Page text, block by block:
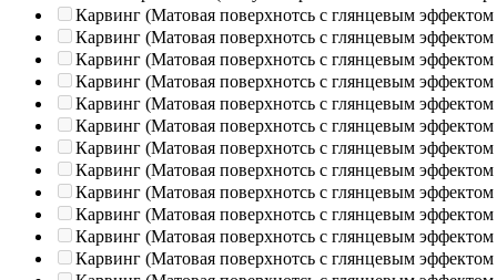
Карвинг (Матовая поверхнотсь с глянцевым эффектом
Карвинг (Матовая поверхнотсь с глянцевым эффектом
Карвинг (Матовая поверхнотсь с глянцевым эффектом
Карвинг (Матовая поверхнотсь с глянцевым эффектом
Карвинг (Матовая поверхнотсь с глянцевым эффектом
Карвинг (Матовая поверхнотсь с глянцевым эффектом
Карвинг (Матовая поверхнотсь с глянцевым эффектом
Карвинг (Матовая поверхнотсь с глянцевым эффектом
Карвинг (Матовая поверхнотсь с глянцевым эффектом
Карвинг (Матовая поверхнотсь с глянцевым эффектом
Карвинг (Матовая поверхнотсь с глянцевым эффектом
Карвинг (Матовая поверхнотсь с глянцевым эффектом